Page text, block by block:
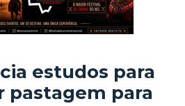
estudos para
pastagem para